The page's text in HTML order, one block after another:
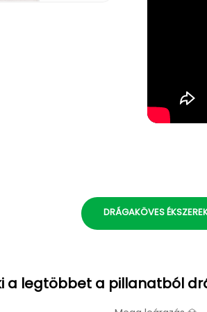
DRÁGAKÖVES
a legtöbbet a pillanatból